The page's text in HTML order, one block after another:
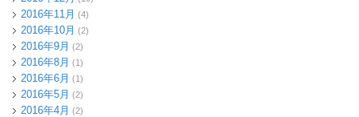
2016年11月 (4)
2016年10月 (2)
2016年9月 (2)
2016年8月 (1)
2016年6月 (1)
2016年5月 (2)
2016年4月 (2)